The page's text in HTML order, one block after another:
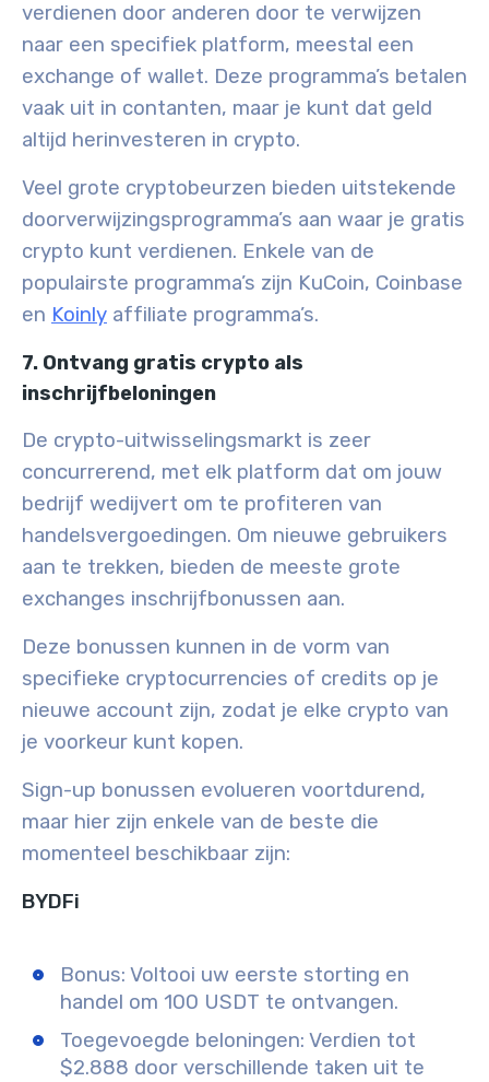
verdienen door anderen door te verwijzen
naar een specifiek platform, meestal een
exchange of wallet. Deze programma’s betalen
vaak uit in contanten, maar je kunt dat geld
altijd herinvesteren in crypto.
Veel grote cryptobeurzen bieden uitstekende
doorverwijzingsprogramma’s aan waar je gratis
crypto kunt verdienen. Enkele van de
populairste programma’s zijn KuCoin, Coinbase
en Koinly affiliate programma’s.
7. Ontvang gratis crypto als
inschrijfbeloningen
De crypto-uitwisselingsmarkt is zeer
concurrerend, met elk platform dat om jouw
bedrijf wedijvert om te profiteren van
handelsvergoedingen. Om nieuwe gebruikers
aan te trekken, bieden de meeste grote
exchanges inschrijfbonussen aan.
Deze bonussen kunnen in de vorm van
specifieke cryptocurrencies of credits op je
nieuwe account zijn, zodat je elke crypto van
je voorkeur kunt kopen.
Sign-up bonussen evolueren voortdurend,
maar hier zijn enkele van de beste die
momenteel beschikbaar zijn:
BYDFi
Bonus: Voltooi uw eerste storting en
handel om 100 USDT te ontvangen.
Toegevoegde beloningen: Verdien tot
$2.888 door verschillende taken uit te